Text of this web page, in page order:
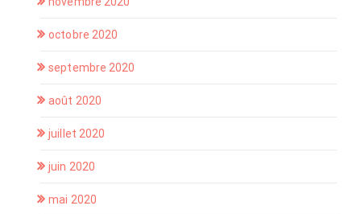
octobre 2020
septembre 2020
août 2020
juillet 2020
juin 2020
mai 2020